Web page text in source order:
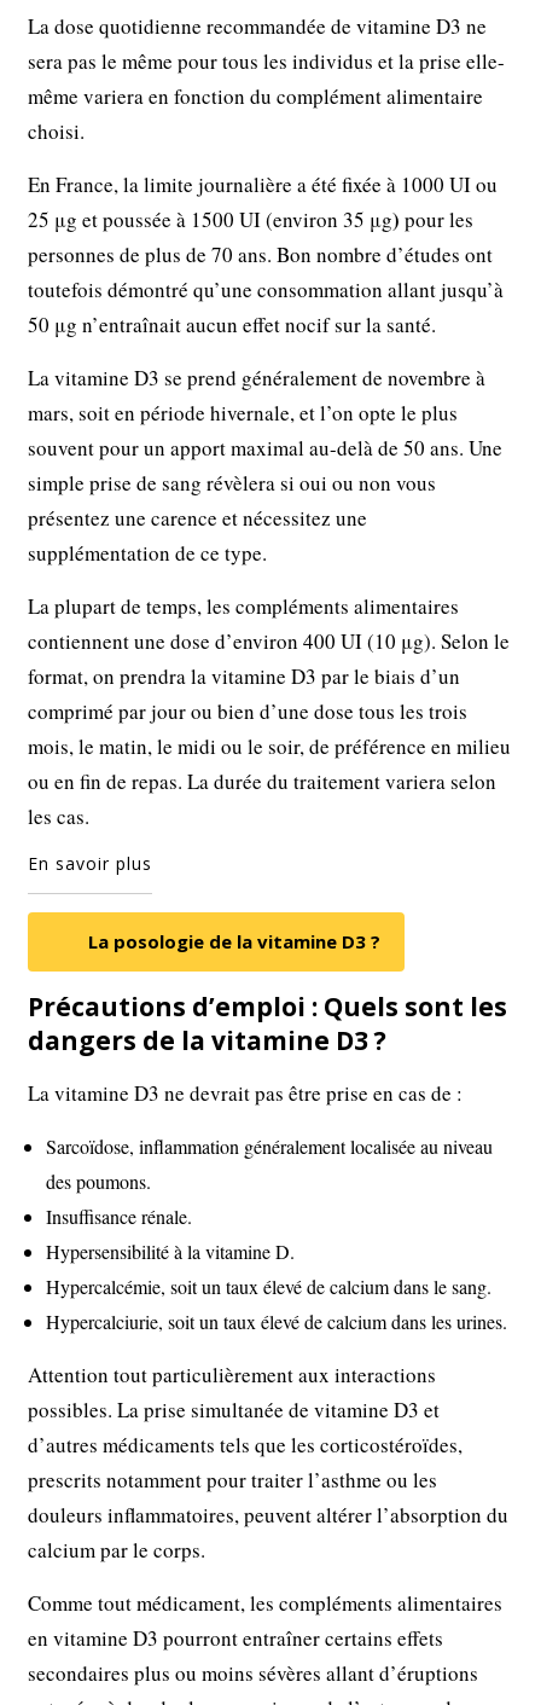
La dose quotidienne recommandée de vitamine D3 ne
sera pas le même pour tous les individus et la prise elle-
même variera en fonction du complément alimentaire
choisi.
En France, la limite journalière a été fixée à 1000 UI ou
25 μg et poussée à 1500 UI (environ 35 μg)pour les
personnes de plus de 70 ans. Bon nombre d’études ont
toutefois démontré qu’une consommation allant jusqu’à
50 μg n’entraînait aucun effet nocif sur la santé.
La vitamine D3 se prend généralement de novembre à
mars, soit en période hivernale, et l’on opte le plus
souvent pour un apport maximal au-delà de 50 ans. Une
simple prise de sang révèlera si oui ou non vous
présentez une carence et nécessitez une
supplémentation de ce type.
La plupart de temps, les compléments alimentaires
contiennent une dose d’environ 400 UI (10 μg). Selon le
format, on prendra la vitamine D3 par le biais d’un
comprimé par jour ou bien d’une dose tous les trois
mois, le matin, le midi ou le soir, de préférence en milieu
ou en fin de repas. La durée du traitement variera selon
les cas.
En savoir plus
La posologie de la vitamine D3 ?
Précautions d’emploi : Quels sont les
dangers de la vitamine D3 ?
La vitamine D3 ne devrait pas être prise en cas de :
Sarcoïdose, inflammation généralement localisée au niveau
des poumons.
Insuffisance rénale.
Hypersensibilité à la vitamine D.
Hypercalcémie, soit un taux élevé de calcium dans le sang.
Hypercalciurie, soit un taux élevé de calcium dans les urines.
Attention tout particulièrement aux interactions
possibles. La prise simultanée de vitamine D3 et
d’autres médicaments tels que les corticostéroïdes,
prescrits notamment pour traiter l’asthme ou les
douleurs inflammatoires, peuvent altérer l’absorption du
calcium par le corps.
Comme tout médicament, les compléments alimentaires
en vitamine D3 pourront entraîner certains effets
secondaires plus ou moins sévères allant d’éruptions